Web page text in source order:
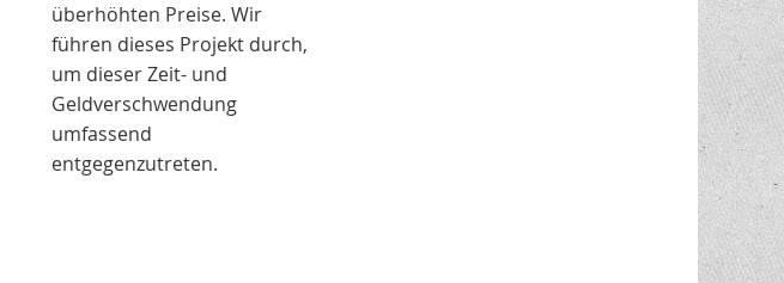
überhöhten Preise. Wir
führen dieses Projekt durch,
um dieser Zeit- und
Geldverschwendung
umfassend
entgegenzutreten.